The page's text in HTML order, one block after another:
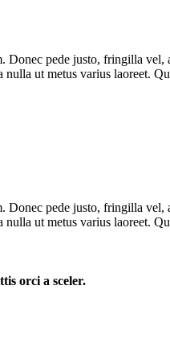
pede justo, fringilla
ut metus varius laoreet.
pede justo, fringilla
ut metus varius laoreet.
orci a sceler.